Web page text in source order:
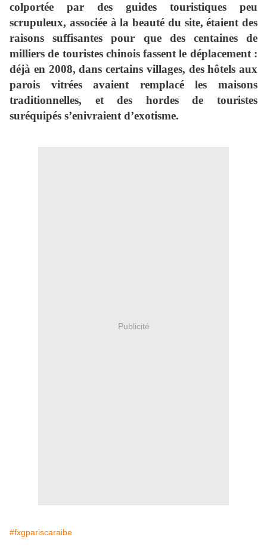
colportée par des guides touristiques peu
scrupuleux, associée à la beauté du site, étaient des
raisons suffisantes pour que des centaines de
milliers de touristes chinois fassent le déplacement :
déjà en 2008, dans certains villages, des hôtels aux
parois vitrées avaient remplacé les maisons
traditionnelles, et des hordes de touristes
suréquipés s’enivraient d’exotisme.
Publicité
#fxgpariscaraibe